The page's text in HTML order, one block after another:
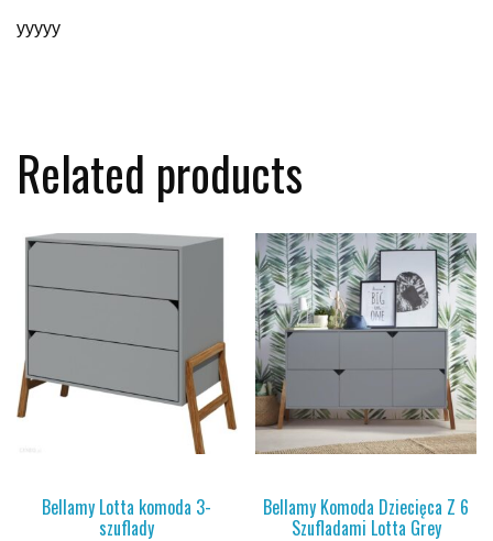
yyyyy
Related products
Bellamy Lotta komoda 3-
szuflady
Bellamy Komoda Dziecięca Z 6
Szufladami Lotta Grey